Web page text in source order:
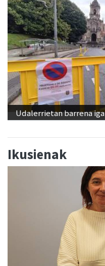
Udalerrietan barrena